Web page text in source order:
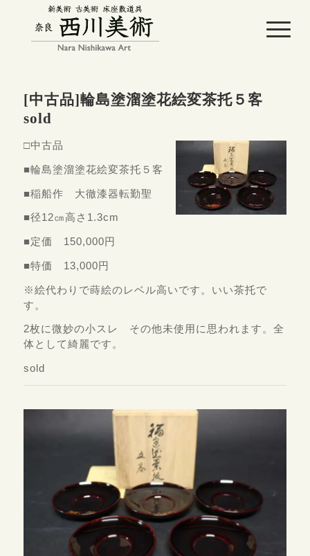
[中古品]輪島塗溜塗花絵変茶托５客
sold
□中古品
■輪島塗溜塗花絵変茶托５客
■稲船作 大徹漆器転勤聖
■径12㎝高さ1.3cm
■定価 150,000円
■特価 13,000円
※絵代わりで蒔絵のレベル高いです。いい茶托で
す。
2枚に微妙の小スレ その他未使用に思われます。全
体として綺麗です。
sold